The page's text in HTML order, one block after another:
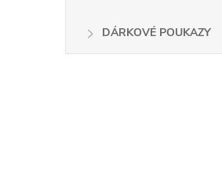
DÁRKOVÉ POUKAZY